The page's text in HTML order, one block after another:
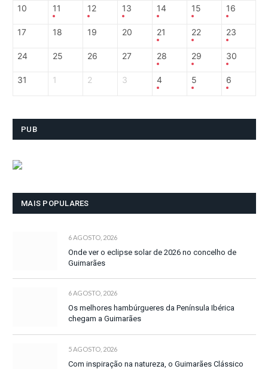
10 11 12 13 14 15 16
17 18 19 20 21 22 23
24 25 26 27 28 29 30
31 1 2 3 4 5 6
PUB
MAIS POPULARES
6 AGOSTO, 2026
Onde ver o eclipse solar de 2026 no concelho de
Guimarães
6 AGOSTO, 2026
Os melhores hambúrgueres da Península Ibérica
chegam a Guimarães
5 AGOSTO, 2026
Com inspiração na natureza, o Guimarães Clássico